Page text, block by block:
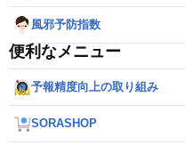
風邪予防指数
便利なメニュー
予報精度向上の取り組み
SORASHOP